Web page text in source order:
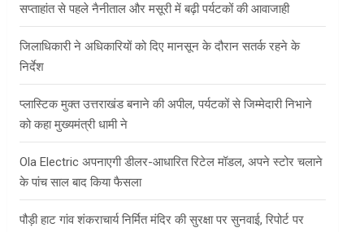
सप्ताहांत से पहले नैनीताल और मसूरी में बढ़ी पर्यटकों की आवाजाही
जिलाधिकारी ने अधिकारियों को दिए मानसून के दौरान सतर्क रहने के
निर्देश
प्लास्टिक मुक्त उत्तराखंड बनाने की अपील, पर्यटकों से जिम्मेदारी निभाने
को कहा मुख्यमंत्री धामी ने
Ola Electric अपनाएगी डीलर-आधारित रिटेल मॉडल, अपने स्टोर चलाने
के पांच साल बाद किया फैसला
पौड़ी हाट गांव शंकराचार्य निर्मित मंदिर की सुरक्षा पर सुनवाई, रिपोर्ट पर